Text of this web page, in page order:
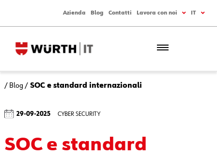
Azienda Blog Contatti Lavora con noi IT
/ Blog /SOC e standard internazionali
29-09-2025 CYBER SECURITY
SOC e standard